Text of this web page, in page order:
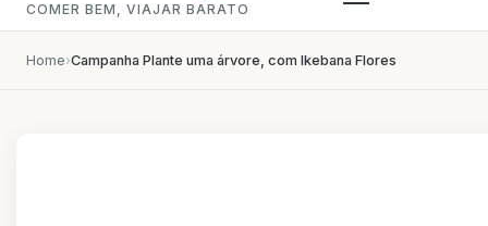
COMER BEM, VIAJAR BARATO
Home›Campanha Plante uma árvore, com Ikebana Flores